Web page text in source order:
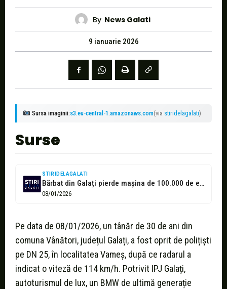
By News Galati
9 ianuarie 2026
Sursa imaginii:s3.eu-central-1.amazonaws.com(via stiridelagalati)
Surse
STIRIDELAGALATI
Bărbat din Galați pierde mașina de 100.000 de euro și permisul după...
08/01/2026
Pe data de 08/01/2026, un tânăr de 30 de ani din
comuna Vânători, județul Galați, a fost oprit de polițiști
pe DN 25, în localitatea Vameș, după ce radarul a
indicat o viteză de 114 km/h. Potrivit IPJ Galați,
autoturismul de lux, un BMW de ultimă generație